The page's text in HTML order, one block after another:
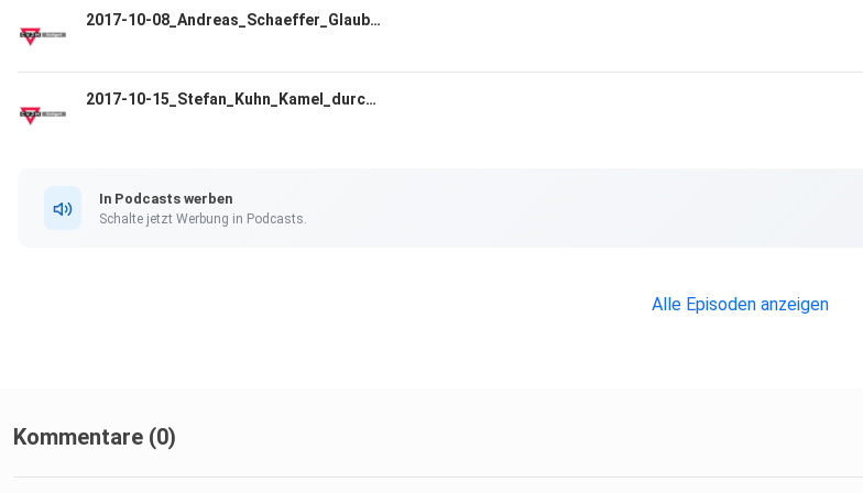
2017-10-08_Andreas_Schaeffer_Glaubensbekenntnis_Teil3.mp3
2017-10-15_Stefan_Kuhn_Kamel_durchs_Nadeloehr.mp3
In Podcasts werben
Schalte jetzt Werbung in Podcasts.
Alle Episoden anzeigen
Kommentare (0)